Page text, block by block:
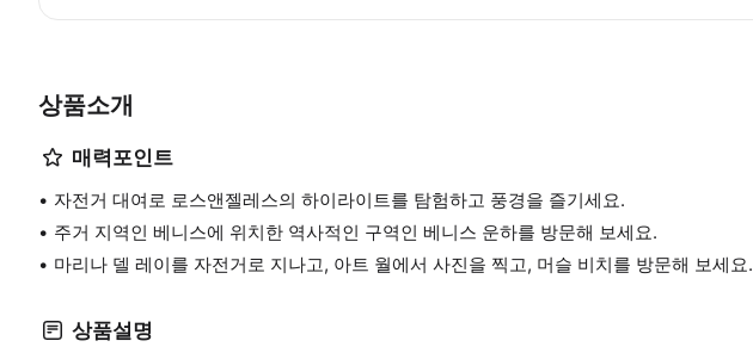
상품소개
매력포인트
자전거 대여로 로스앤젤레스의 하이라이트를 탐험하고 풍경을 즐기세요.
주거 지역인 베니스에 위치한 역사적인 구역인 베니스 운하를 방문해 보세요.
마리나 델 레이를 자전거로 지나고, 아트 월에서 사진을 찍고, 머슬 비치를 방문해 보세요.
상품설명